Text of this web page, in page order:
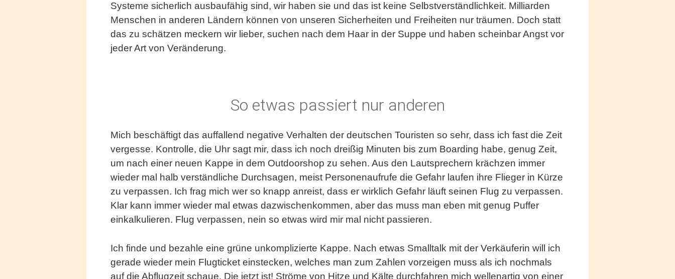
Systeme sicherlich ausbaufähig sind, wir haben sie und das ist keine Selbstverständlichkeit. Milliarden
Menschen in anderen Ländern können von unseren Sicherheiten und Freiheiten nur träumen. Doch statt
das zu schätzen meckern wir lieber, suchen nach dem Haar in der Suppe und haben scheinbar Angst vor
jeder Art von Veränderung.
So etwas passiert nur anderen
Mich beschäftigt das auffallend negative Verhalten der deutschen Touristen so sehr, dass ich fast die Zeit
vergesse. Kontrolle, die Uhr sagt mir, dass ich noch dreißig Minuten bis zum Boarding habe, genug Zeit,
um nach einer neuen Kappe in dem Outdoorshop zu sehen. Aus den Lautsprechern krächzen immer
wieder mal halb verständliche Durchsagen, meist Personenaufrufe die Gefahr laufen ihre Flieger in Kürze
zu verpassen. Ich frag mich wer so knapp anreist, dass er wirklich Gefahr läuft seinen Flug zu verpassen.
Klar kann immer wieder mal etwas dazwischenkommen, aber das muss man eben mit genug Puffer
einkalkulieren. Flug verpassen, nein so etwas wird mir mal nicht passieren.
Ich finde und bezahle eine grüne unkomplizierte Kappe. Nach etwas Smalltalk mit der Verkäuferin will ich
gerade wieder mein Flugticket einstecken, welches man zum Zahlen vorzeigen muss als ich nochmals
auf die Abflugzeit schaue. Die jetzt ist! Ströme von Hitze und Kälte durchfahren mich wellenartig von einer